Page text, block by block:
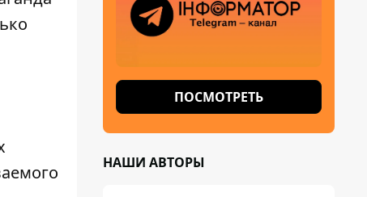
ПОСМОТРЕТЬ
НАШИ АВТОРЫ